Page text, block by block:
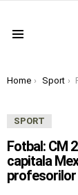
You are here:
Home Sport
SPORT
Fotbal: CM
capitala
profesorilor